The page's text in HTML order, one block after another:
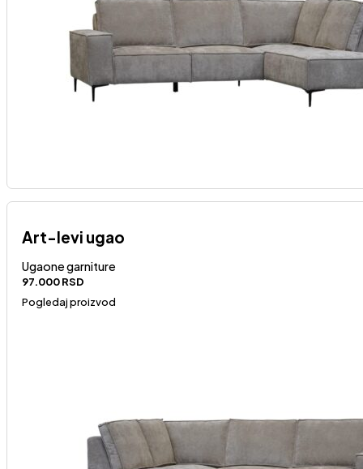
Art-levi ugao
Ugaone garniture
97.000RSD
Pogledaj proizvod